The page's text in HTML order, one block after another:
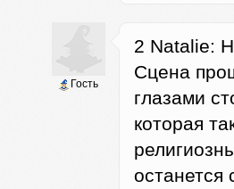
Гость
2 Natalie:
Сцена
глазами
которая